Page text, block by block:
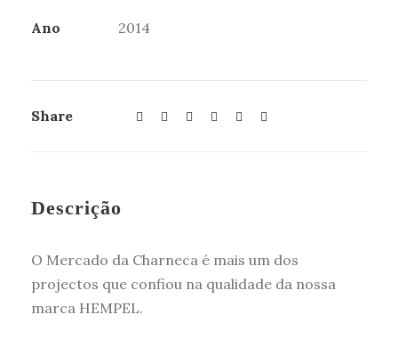
Ano 2014
Share
Descrição
O Mercado da Charneca é mais um dos
projectos que confiou na qualidade da nossa
marca HEMPEL.